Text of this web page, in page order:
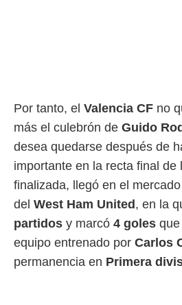
de
un
o acceder
datos
Por tanto, el Valencia CF no
más el culebrón de Guido
desea quedarse después de
importante en la recta final de
finalizada, llegó en el
del West Ham United , en la
partidos y marcó 4 goles
equipo entrenado por Carlos
permanencia en Primera